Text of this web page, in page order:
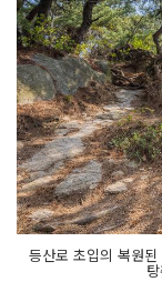
등산로 초입의 복원